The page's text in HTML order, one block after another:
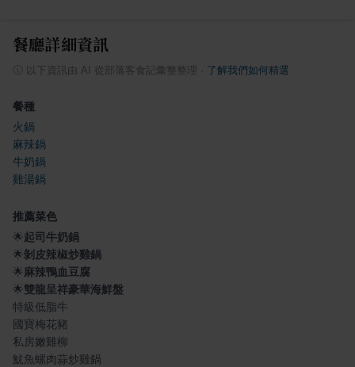
餐廳詳細資訊
以下資訊由 AI 從部落客食記彙整整理 了解我們如何精選
餐種
火鍋
麻辣鍋
牛奶鍋
雞湯鍋
推薦菜色
🌟起司牛奶鍋
🌟剝皮辣椒炒雞鍋
🌟麻辣鴨血豆腐
🌟雙龍呈祥豪華海鮮盤
特級低脂牛
國寶梅花豬
私房嫩雞柳
魷魚螺肉蒜炒雞鍋